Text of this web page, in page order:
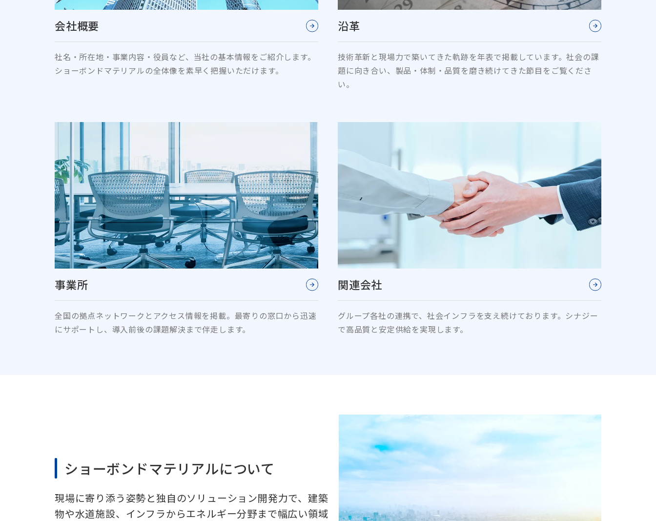
会社概要
社名・所在地・事業内容・役員など、当社の基本情報をご紹介します。
ショーボンドマテリアルの全体像を素早く把握いただけます。
沿革
技術革新と現場力で築いてきた軌跡を年表で掲載しています。社会の課
題に向き合い、製品・体制・品質を磨き続けてきた節目をご覧くださ
い。
事業所
全国の拠点ネットワークとアクセス情報を掲載。最寄りの窓口から迅速
にサポートし、導入前後の課題解決まで伴走します。
関連会社
グループ各社の連携で、社会インフラを支え続けております。シナジー
で高品質と安定供給を実現します。
ショーボンドマテリアルについて
現場に寄り添う姿勢と独自のソリューション開発力で、建築
物や水道施設、インフラからエネルギー分野まで幅広い領域